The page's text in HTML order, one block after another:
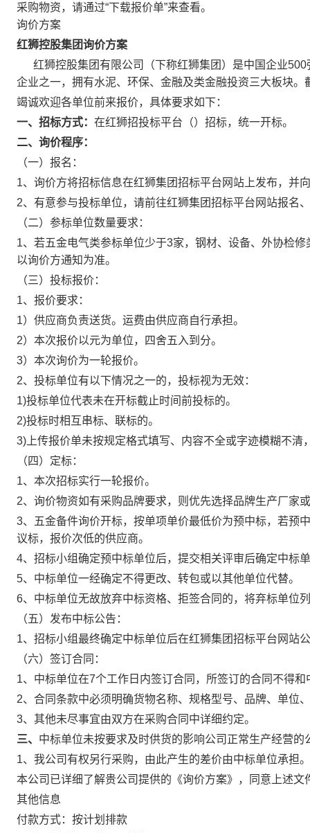
采购物资，请通过“下载报价单”来查看。
询价方案
红狮控股集团询价方案
红狮控股集团有限公司（下称红狮集团）是中国企业500
企业之一，拥有水泥、环保、金融及类金融投资三大板块
竭诚欢迎各单位前来报价，具体要求如下：
一、招标方式： 在红狮招投标平台（）招标，统一开标。
二、 询价程序：
（一）报名：
1、询价方将招标信息在红狮集团招标平台网站上发布，并
2、有意参与投标单位，请前往红狮集团招标平台网站报名
（二）参标单位数量要求：
1、若五金电气类参标单位少于3家，钢材、设备、外协检
以询价方通知为准。
（三）投标报价：
1、报价要求：
1）供应商负责送货。运费由供应商自行承担。
2）本次报价以元为单位，四舍五入到分。
3）本次询价为一轮报价。
2、投标单位有以下情况之一的，投标视为无效：
1)投标单位代表未在开标截止时间前投标的。
2)投标时相互串标、联标的。
3)上传报价单未按规定格式填写、内容不全或字迹模糊不清
（四）定标：
1、本次招标实行一轮报价。
2、询价物资如有采购品牌要求，则优先选择品牌生产厂家
3、五金备件询价开标，按单项单价最低价为预中标，若预
议标，报价次低的供应商。
4、招标小组确定预中标单位后，提交相关评审后确定中标
5、中标单位一经确定不得更改、转包或以其他单位代替。
6、中标单位无故放弃中标资格、拒签合同的，将弃标单位
（五）发布中标公告：
1、招标小组最终确定中标单位后在红狮集团招标平台网站
（六）签订合同：
1、中标单位在7个工作日内签订合同，所签订的合同不得
2、合同条款中必须明确货物名称、规格型号、品牌、单位
3、其他未尽事宜由双方在采购合同中详细约定。
三、 中标单位未按要求及时供货的影响公司正常生产经营的
1、我公司有权另行采购，由此产生的差价由中标单位承担。
本公司已详细了解贵公司提供的《询价方案》，同意上述文
其他信息
付款方式：按计划排款